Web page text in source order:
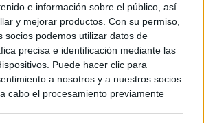
e información sobre el público, así
y mejorar productos. Con su permiso,
socios podemos utilizar datos de
precisa e identificación mediante las
Puede hacer clic para
a nosotros y a nuestros socios
cabo el procesamiento previamente